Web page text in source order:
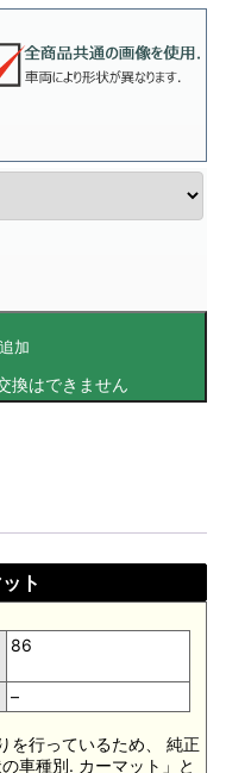
加
ト
86
–
を行っているため、 純正
車種別. カーマット」と